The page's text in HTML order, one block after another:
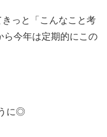
っと「こんなこと考
ら今年は定期的にこの
に◎